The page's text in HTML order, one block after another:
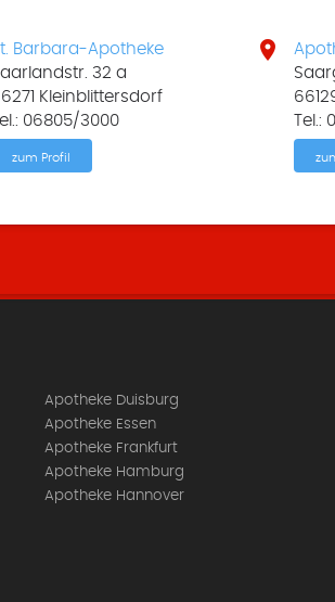
Barbara-Apotheke
32 a
Kleinblittersdorf
06805/3000
zum Profil

Tel.:
Apotheke Duisburg
Apotheke Essen
Apotheke Frankfurt
Apotheke Hamburg
Apotheke Hannover